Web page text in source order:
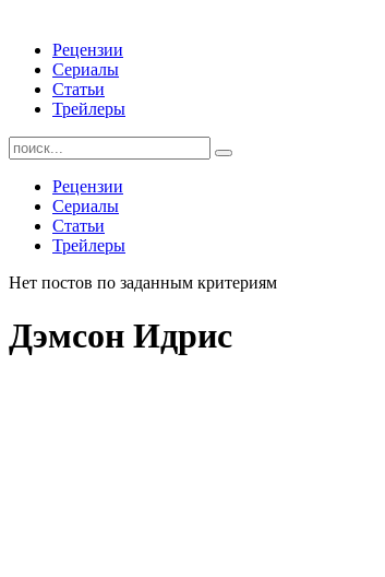
Рецензии
Сериалы
Статьи
Трейлеры
Найти:
Рецензии
Сериалы
Статьи
Трейлеры
Нет постов по заданным критериям
Дэмсон Идрис